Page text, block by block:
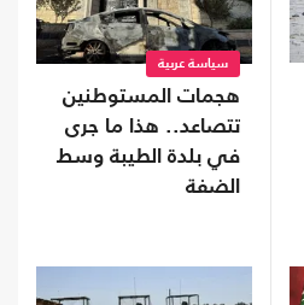
سياسة عربية
هجمات المستوطنين
تتصاعد.. هذا ما جرى
في بلدة الطيبة وسط
الضفة